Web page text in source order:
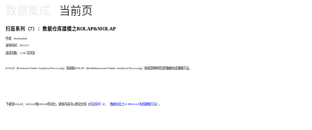
当前页
扫盲系列（7）：数据仓库建模之ROLAP&MOLAP
作者：finedatalink
发布时间：2023.8.7
阅读次数：1,230 次浏览
ROLAP（Relational Online Analytical Processing）系统和MOLAP（Multidimensional Online Analytical Processing）系统是两种常见的数据仓库建模方法。
下表是ROLAP、MOLAP和HOLAP的对比，更多内容可以参见文章《扫盲系列（6）：数据仓库之OLTP&OLAP系统建模方法》。